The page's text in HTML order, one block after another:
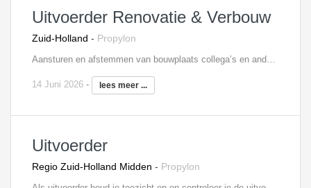
Uitvoerder Renovatie & Verbouw
Zuid-Holland - Propylon
Aansturen en afstemmen van bouwplaats collega’s en andere co-makers; Verantwoordelijk voor werkvoorbereidingen, planning, bouwplaats inrichting etc; Beschikbaar stellen van de nodige materialen, waarbij je let op kosten en kwaliteit; Uitvoeren van kwaliteitscontroles;
14 Juni 2026 - lees meer ...
Uitvoerder
Regio Zuid-Holland Midden - Propylon